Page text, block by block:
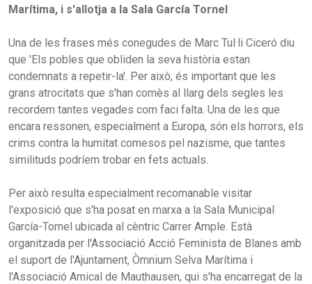
Marítima, i s'allotja a la Sala García Tornel
Una de les frases més conegudes de Marc Tul·li Ciceró diu
que 'Els pobles que obliden la seva història estan
condemnats a repetir-la'. Per això, és important que les
grans atrocitats que s'han comès al llarg dels segles les
recordem tantes vegades com faci falta. Una de les que
encara ressonen, especialment a Europa, són els horrors, els
crims contra la humitat comesos pel nazisme, que tantes
similituds podríem trobar en fets actuals.
Per això resulta especialment recomanable visitar
l'exposició que s'ha posat en marxa a la Sala Municipal
García-Tornel ubicada al cèntric Carrer Ample. Està
organitzada per l'Associació Acció Feminista de Blanes amb
el suport de l'Ajuntament, Òmnium Selva Marítima i
l'Associació Amical de Mauthausen, qui s'ha encarregat de la